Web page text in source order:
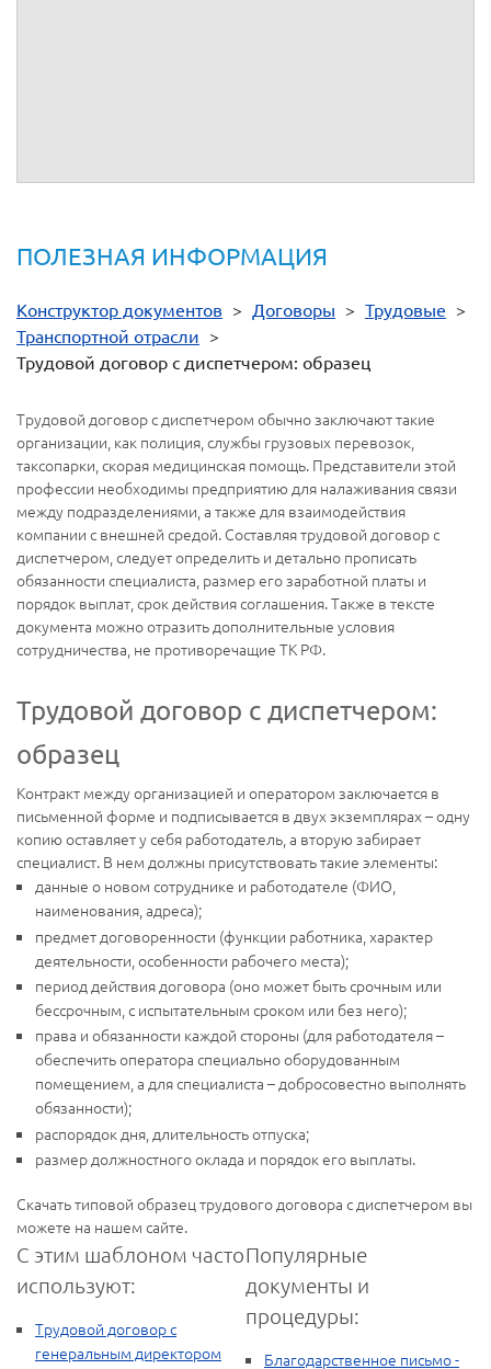
ПОЛЕЗНАЯ ИНФОРМАЦИЯ
Конструктор документов > Договоры > Трудовые >
Транспортной отрасли >
Трудовой договор с диспетчером: образец
Трудовой договор с диспетчером обычно заключают такие
организации, как полиция, службы грузовых перевозок,
таксопарки, скорая медицинская помощь. Представители этой
профессии необходимы предприятию для налаживания связи
между подразделениями, а также для взаимодействия
компании с внешней средой. Составляя трудовой договор с
диспетчером, следует определить и детально прописать
обязанности специалиста, размер его заработной платы и
порядок выплат, срок действия соглашения. Также в тексте
документа можно отразить дополнительные условия
сотрудничества, не противоречащие ТК РФ.
Трудовой договор с диспетчером:
образец
Контракт между организацией и оператором заключается в
письменной форме и подписывается в двух экземплярах – одну
копию оставляет у себя работодатель, а вторую забирает
специалист. В нем должны присутствовать такие элементы:
данные о новом сотруднике и работодателе (ФИО,
наименования, адреса);
предмет договоренности (функции работника, характер
деятельности, особенности рабочего места);
период действия договора (оно может быть срочным или
бессрочным, с испытательным сроком или без него);
права и обязанности каждой стороны (для работодателя –
обеспечить оператора специально оборудованным
помещением, а для специалиста – добросовестно выполнять
обязанности);
распорядок дня, длительность отпуска;
размер должностного оклада и порядок его выплаты.
Скачать типовой образец трудового договора с диспетчером вы
можете на нашем сайте.
С этим шаблоном часто
используют:
Трудовой договор с
генеральным директором
Популярные
документы и
процедуры:
Благодарственное письмо -